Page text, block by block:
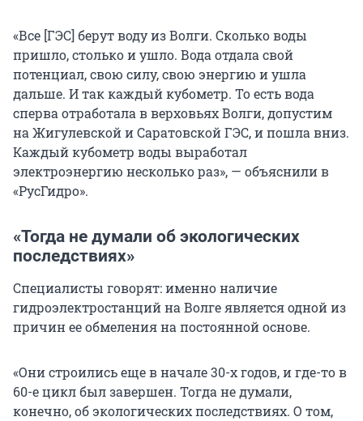
«Все [ГЭС] берут воду из Волги. Сколько воды
пришло, столько и ушло. Вода отдала свой
потенциал, свою силу, свою энергию и ушла
дальше. И так каждый кубометр. То есть вода
сперва отработала в верховьях Волги, допустим
на Жигулевской и Саратовской ГЭС, и пошла вниз.
Каждый кубометр воды выработал
электроэнергию несколько раз», — объяснили в
«РусГидро».
«Тогда не думали об экологических
последствиях»
Специалисты говорят: именно наличие
гидроэлектростанций на Волге является одной из
причин ее обмеления на постоянной основе.
«Они строились еще в начале 30-х годов, и где-то в
60-е цикл был завершен. Тогда не думали,
конечно, об экологических последствиях. О том,